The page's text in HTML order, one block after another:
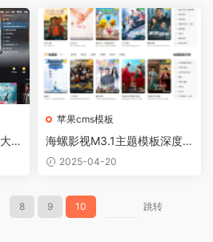
苹果cms模板
海螺影视M3.1主题模板深度
剖析2025-04-20
8 9 10 跳转